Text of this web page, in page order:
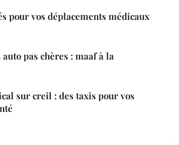
pour vos déplacements médicaux
auto pas chères : maaf à la
sur creil : des taxis pour vos